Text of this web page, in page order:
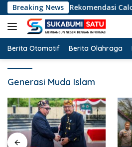
Langsung
ke
konten
Breaking News
Soal Rekomendasi Calon
Berita Otomotif Berita Olahraga
Generasi Muda Islam